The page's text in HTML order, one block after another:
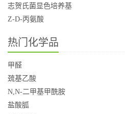
志贺氏菌显色培养基
Z-D-丙氨酸
热门化学品
甲醛
巯基乙酸
N,N-二甲基甲酰胺
盐酸胍